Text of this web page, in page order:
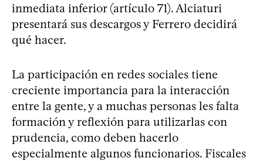
inmediata inferior (artículo 71). Alciaturi
presentará sus descargos y Ferrero decidirá
qué hacer.
La participación en redes sociales tiene
creciente importancia para la interacción
entre la gente, y a muchas personas les falta
formación y reflexión para utilizarlas con
prudencia, como deben hacerlo
especialmente algunos funcionarios. Fiscales